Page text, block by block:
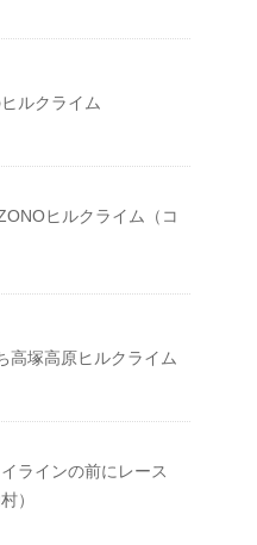
ルクライム
ヒルクライム（コ
高塚高原ヒルクライム
ラインの前にレース
）